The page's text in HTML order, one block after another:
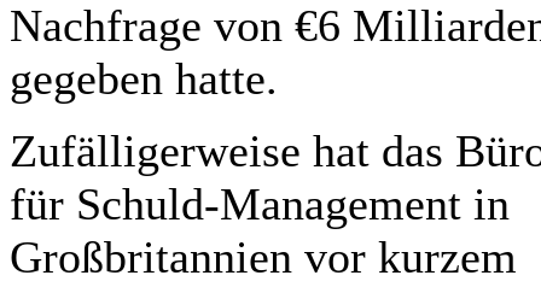
Nachfrage von €6
gegeben hatte.
Zufälligerweise hat das
für Schuld-Management in
Großbritannien vor kurzem